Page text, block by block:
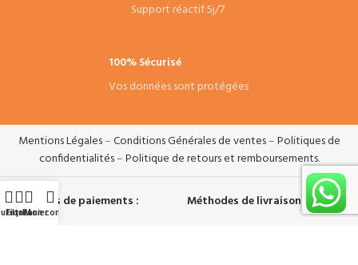
Support réactif 5j/7
100% Sécurisé
Vos données sont protégées
Mentions Légales–Conditions Générales de ventes–Politiques de
confidentialités–Politique de retours et remboursements.
Systèmes de paiements : Méthodes de livraisons :
FiltresPanier
Mon compte